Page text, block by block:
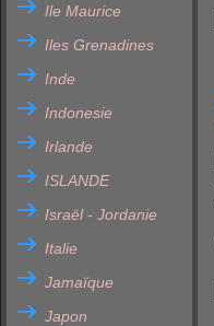
Ile Maurice
Iles Grenadines
Inde
Indonesie
Irlande
ISLANDE
Israël - Jordanie
Italie
Jamaïque
Japon